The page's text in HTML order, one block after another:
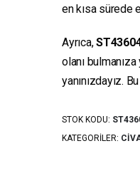
en kısa sürede
Ayrıca,
olanı
yanınızdayız.
STOK KODU:
KATEGORILER: